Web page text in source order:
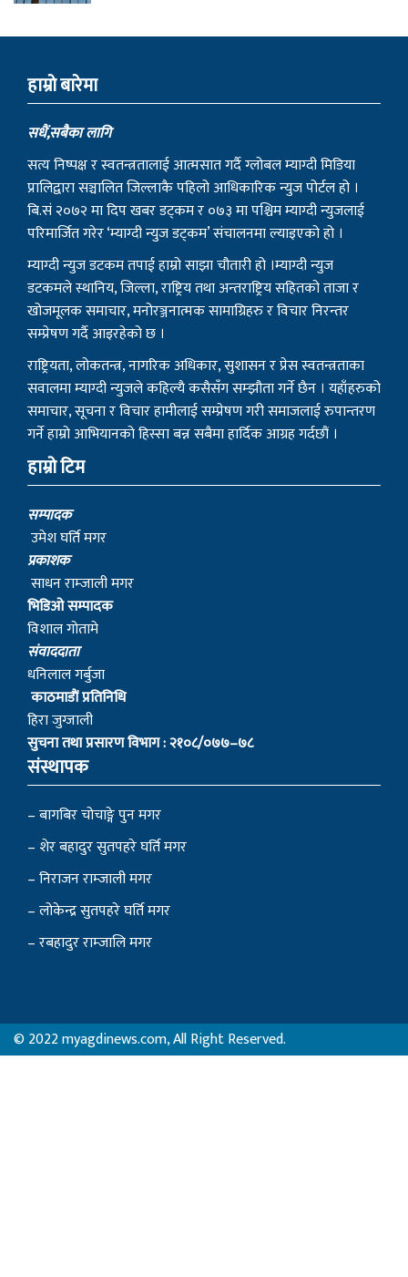
हाम्राे बारेमा
सधैं,सबैका लागि
सत्य निष्पक्ष र स्वतन्त्रतालाई आत्मसात गर्दै ग्लोबल म्याग्दी मिडिया
प्रालिद्वारा सञ्चालित जिल्लाकै पहिलो आधिकारिक न्युज पोर्टल हो ।
बि.सं २०७२ मा दिप खबर डट्कम र ०७३ मा पश्चिम म्याग्दी न्युजलाई
परिमार्जित गरेर ‘म्याग्दी न्युज डट्कम’ संचालनमा ल्याइएको हो ।
म्याग्दी न्युज डटकम तपाई हाम्रो साझा चौतारी हो ।म्याग्दी न्युज
डटकमले स्थानिय, जिल्ला, राष्ट्रिय तथा अन्तराष्ट्रिय सहितको ताजा र
खोजमूलक समाचार, मनोरञ्जनात्मक सामाग्रिहरु र विचार निरन्तर
सम्प्रेषण गर्दै आइरहेको छ ।
राष्ट्रियता, लोकतन्त्र, नागरिक अधिकार, सुशासन र प्रेस स्वतन्त्रताका
सवालमा म्याग्दी न्युजले कहिल्यै कसैसँग सम्झौता गर्ने छैन । यहाँहरुको
समाचार, सूचना र विचार हामीलाई सम्प्रेषण गरी समाजलाई रुपान्तरण
गर्ने हाम्रो आभियानको हिस्सा बन्न सबैमा हार्दिक आग्रह गर्दछौं ।
हाम्रो टिम
सम्पादक
उमेश घर्ति मगर
प्रकाशक
साधन राम्जाली मगर
भिडिओ सम्पादक
विशाल गोतामे
स‌ंवाददाता
धनिलाल गर्बुजा
काठमाडाैं प्रतिनिधि
हिरा जुग्जाली
सुचना तथा प्रसारण विभाग : २१०८/०७७–७८
संस्थापक
– बागबिर चोचाङ्गे पुन मगर
– शेर बहादुर सुतपहरे घर्ति मगर
– निराजन राम्जाली मगर
– लोकेन्द्र सुतपहरे घर्ति मगर
– रबहादुर राम्जालि मगर
© 2022 myagdinews.com, All Right Reserved.